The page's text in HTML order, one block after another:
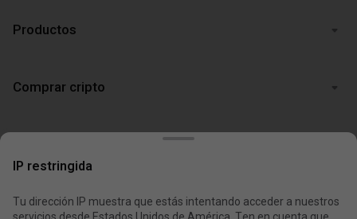
Productos
Comprar cripto
Legal
IP restringida
Tu dirección IP muestra que estás intentando acceder a nuestros